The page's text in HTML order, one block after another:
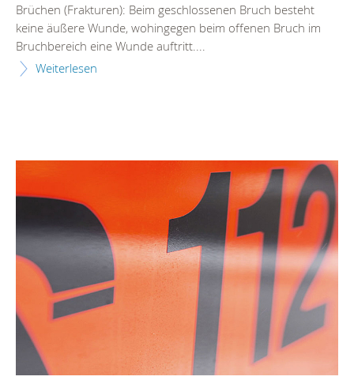
Brüchen (Frakturen): Beim geschlossenen Bruch besteht
keine äußere Wunde, wohingegen beim offenen Bruch im
Bruchbereich eine Wunde auftritt....
Weiterlesen